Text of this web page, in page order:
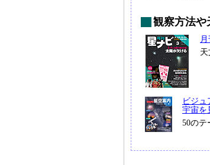
観察方法や
ビジュ
宇宙を
50のテ